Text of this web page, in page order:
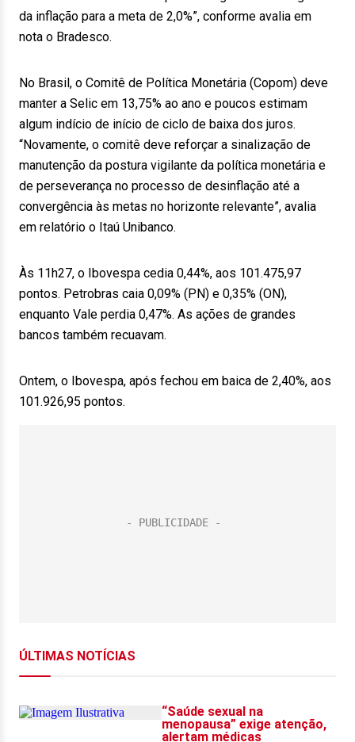
da inflação para a meta de 2,0%”, conforme avalia em
nota o Bradesco.
No Brasil, o Comitê de Política Monetária (Copom) deve
manter a Selic em 13,75% ao ano e poucos estimam
algum indício de início de ciclo de baixa dos juros.
“Novamente, o comitê deve reforçar a sinalização de
manutenção da postura vigilante da política monetária e
de perseverança no processo de desinflação até a
convergência às metas no horizonte relevante”, avalia
em relatório o Itaú Unibanco.
Às 11h27, o Ibovespa cedia 0,44%, aos 101.475,97
pontos. Petrobras caia 0,09% (PN) e 0,35% (ON),
enquanto Vale perdia 0,47%. As ações de grandes
bancos também recuavam.
Ontem, o Ibovespa, após fechou em baica de 2,40%, aos
101.926,95 pontos.